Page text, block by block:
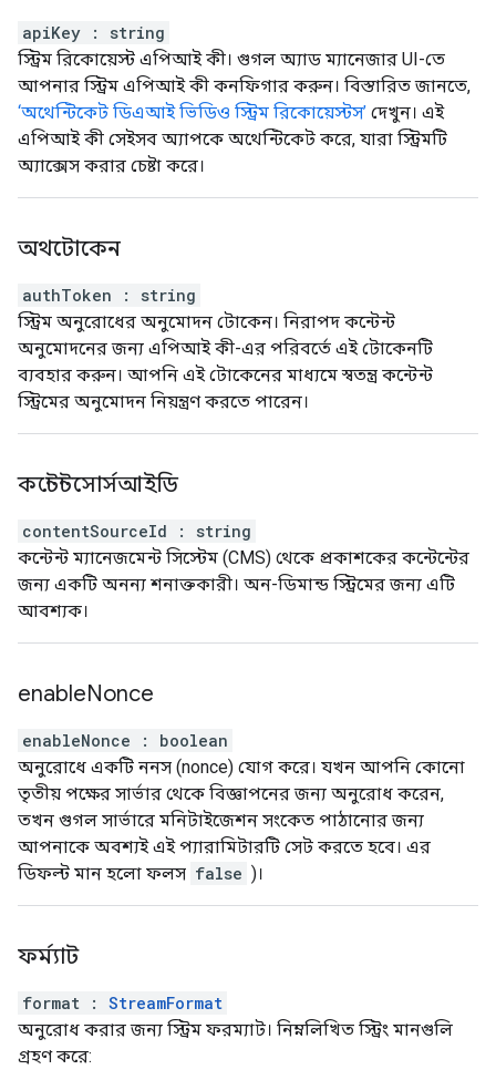
apiKey :
string
স্ট্রিম রিকোয়েস্ট এপিআই কী। গুগল অ্যাড ম্যানেজার UI-তে
আপনার স্ট্রিম এপিআই কী কনফিগার করুন। বিস্তারিত জানতে,
‘অথেন্টিকেট ডিএআই ভিডিও স্ট্রিম রিকোয়েস্টস’ দেখুন। এই
এপিআই কী সেইসব অ্যাপকে অথেন্টিকেট করে, যারা স্ট্রিমটি
অ্যাক্সেস করার চেষ্টা করে।
অথটোকেন
authToken :
string
স্ট্রিম অনুরোধের অনুমোদন টোকেন। নিরাপদ কন্টেন্ট
অনুমোদনের জন্য এপিআই কী-এর পরিবর্তে এই টোকেনটি
ব্যবহার করুন। আপনি এই টোকেনের মাধ্যমে স্বতন্ত্র কন্টেন্ট
স্ট্রিমের অনুমোদন নিয়ন্ত্রণ করতে পারেন।
কন্টেন্টসোর্সআইডি
contentSourceId :
string
কন্টেন্ট ম্যানেজমেন্ট সিস্টেম (CMS) থেকে প্রকাশকের কন্টেন্টের
জন্য একটি অনন্য শনাক্তকারী। অন-ডিমান্ড স্ট্রিমের জন্য এটি
আবশ্যক।
enableNonce
enableNonce :
boolean
অনুরোধে একটি ননস (nonce) যোগ করে। যখন আপনি কোনো
তৃতীয় পক্ষের সার্ভার থেকে বিজ্ঞাপনের জন্য অনুরোধ করেন,
তখন গুগল সার্ভারে মনিটাইজেশন সংকেত পাঠানোর জন্য
আপনাকে অবশ্যই এই প্যারামিটারটি সেট করতে হবে। এর
ডিফল্ট মান হলো ফলস false )।
ফর্ম্যাট
format :
StreamFormat
অনুরোধ করার জন্য স্ট্রিম ফরম্যাট। নিম্নলিখিত স্ট্রিং মানগুলি
গ্রহণ করে: